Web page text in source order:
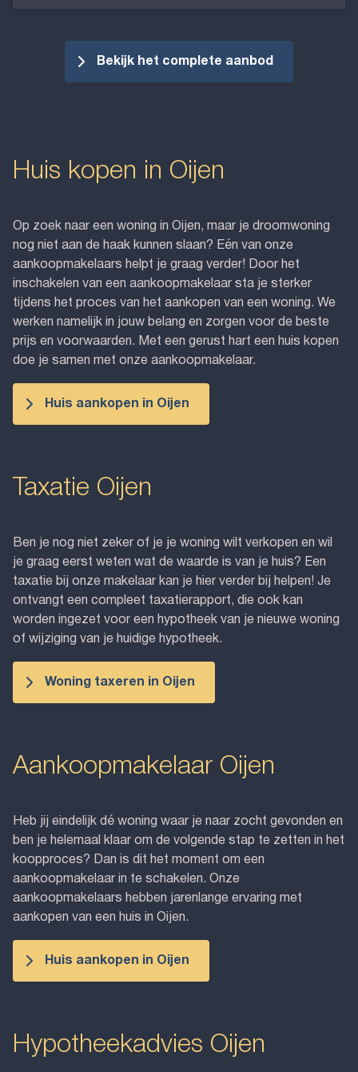
Bekijk het complete aanbod
Huis kopen in Oijen
Op zoek naar een woning in Oijen, maar je droomwoning
nog niet aan de haak kunnen slaan? Eén van onze
aankoopmakelaars helpt je graag verder! Door het
inschakelen van een aankoopmakelaar sta je sterker
tijdens het proces van het aankopen van een woning. We
werken namelijk in jouw belang en zorgen voor de beste
prijs en voorwaarden. Met een gerust hart een huis kopen
doe je samen met onze aankoopmakelaar.
Huis aankopen in Oijen
Taxatie Oijen
Ben je nog niet zeker of je je woning wilt verkopen en wil
je graag eerst weten wat de waarde is van je huis? Een
taxatie bij onze makelaar kan je hier verder bij helpen! Je
ontvangt een compleet taxatierapport, die ook kan
worden ingezet voor een hypotheek van je nieuwe woning
of wijziging van je huidige hypotheek.
Woning taxeren in Oijen
Aankoopmakelaar Oijen
Heb jij eindelijk dé woning waar je naar zocht gevonden en
ben je helemaal klaar om de volgende stap te zetten in het
koopproces? Dan is dit het moment om een
aankoopmakelaar in te schakelen. Onze
aankoopmakelaars hebben jarenlange ervaring met
aankopen van een huis in Oijen.
Huis aankopen in Oijen
Hypotheekadvies Oijen